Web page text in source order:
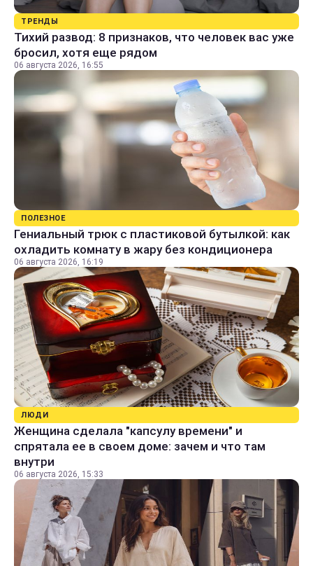
ТРЕНДЫ
Тихий развод: 8 признаков, что человек вас уже
бросил, хотя еще рядом
06 августа 2026, 16:55
ПОЛЕЗНОЕ
Гениальный трюк с пластиковой бутылкой: как
охладить комнату в жару без кондиционера
06 августа 2026, 16:19
ЛЮДИ
Женщина сделала "капсулу времени" и
спрятала ее в своем доме: зачем и что там
внутри
06 августа 2026, 15:33